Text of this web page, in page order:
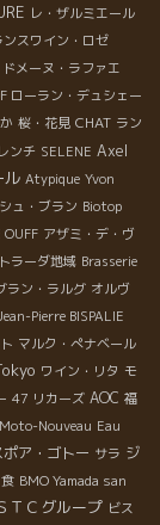
レ・ザルミエール
ンスワイン・ロゼ
ドメーヌ・ラファエ
ローラン・デュシェー
桜・花見 CHAT ラン
ンチ SELENE Axel
ル Atypique Yvon
ュ・ブラン Biotop
OUFF アザミ・デ・ヴ
ラーダ地域 Brasserie
ラン・ラルグ オルヴ
Pierre BISPALIE
マルク・ぺナベール
ワイン・リタ モ
47 リカーズ AOC 福
Moto-Nouveau Eau
ポア・ゴトー サラ ジ
BMO Yamada san
ＴＣグループ ビス